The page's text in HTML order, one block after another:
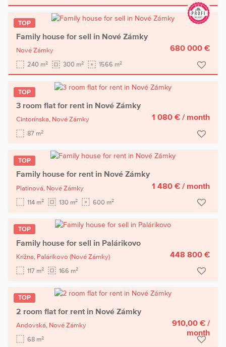
TOP
Family house for sell in Nové Zámky
Nové Zámky
240 m2 300 m2 1566 m2
680 000 €
TOP
3 room flat for rent in Nové Zámky
Cintorínska, Nové Zámky
87 m2
1 080 € / month
TOP
Family house for rent in Nové Zámky
Platinová, Nové Zámky
114 m2 130 m2 600 m2
1 480 € / month
TOP
Family house for sell in Palárikovo
Krížna, Palárikovo (Nové Zámky)
117 m2 166 m2
448 800 €
TOP
2 room flat for rent in Nové Zámky
Andovská, Nové Zámky
68 m2
910,00 € /
month